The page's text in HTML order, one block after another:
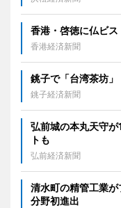
香港・啓徳に仏ビ
香港経済新聞
銚子で「台湾茶坊
銚子経済新聞
弘前城の本丸天守
トも
弘前経済新聞
清水町の精管工業
分野初進出